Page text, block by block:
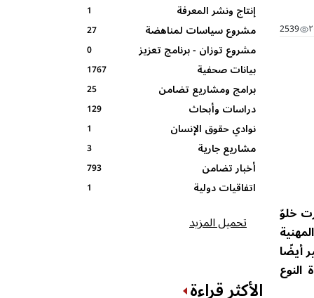
2539
خلوّ
و29.5% من القضاة لعام 2023، ما يشير أيضًا
إنتاج ونشر المعرفة 1
مشروع سياسات لمناهضة
العنف في بيئة و عالم العمل
-الصندوق الافريقي لدعم
المرأة AWDF
27
مشروع توزان - برنامج تعزيز
المهارات القيادية ومشاركة
المرأة
0
بيانات صحفية 1767
برامج ومشاريع تضامن 25
دراسات وأبحاث 129
نوادي حقوق الإنسان
المدرسية
1
مشاريع جارية 3
أخبار تضامن 793
اتفاقيات دولية 1
تحميل المزيد
الأكثر قراءة